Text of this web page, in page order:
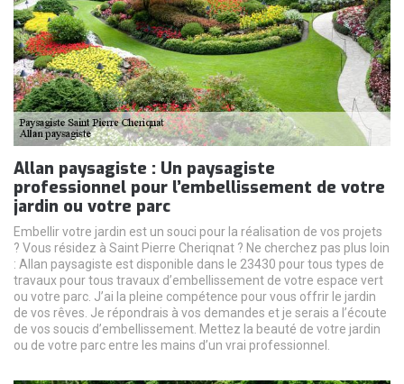
Allan paysagiste : Un paysagiste
professionnel pour l’embellissement de votre
jardin ou votre parc
Embellir votre jardin est un souci pour la réalisation de vos projets
? Vous résidez à Saint Pierre Cheriqnat ? Ne cherchez pas plus loin
: Allan paysagiste est disponible dans le 23430 pour tous types de
travaux pour tous travaux d’embellissement de votre espace vert
ou votre parc. J’ai la pleine compétence pour vous offrir le jardin
de vos rêves. Je répondrais à vos demandes et je serais a l’écoute
de vos soucis d’embellissement. Mettez la beauté de votre jardin
ou de votre parc entre les mains d’un vrai professionnel.